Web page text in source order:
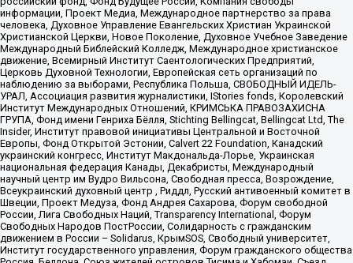
информации, Проект Медиа, Международное партнерство за права
человека, Духовное Управление Евангельских Христиан Украинской
Христианской Церкви, Новое Поколение, Духовное Учебное Заведение
Международный Библейский Колледж, Международное христианское
движение, Всемирный Институт Саентологических Предприятий,
Церковь Духовной Технологии, Европейская сеть организаций по
наблюдению за выборами, Республика Польша, СВОБОДНЫЙ ИДЕЛЬ-
УРАЛ, Ассоциация развития журналистики, IStories fonds, Королевский
Институт Международных Отношений, КРИМСЬКА ПРАВОЗАХИСНА
ГРУПА, Фонд имени Генриха Бёлля, Stichting Bellingcat, Bellingcat Ltd, The
Insider, Институт правовой инициативы Центральной и Восточной
Европы, Фонд Открытой Эстонии, Calvert 22 Foundation, Канадский
украинский конгресс, Институт Макдональда-Лорье, Украинская
национальная федерация Канады, Декабристы, Международный
научный центр им Вудро Вильсона, Свободная пресса, Возрождение,
Всеукраинский духовный центр , Риддл, Русский антивоенный комитет в
Швеции, Проект Медуза, Фонд Андрея Сахарова, Форум свободной
России, Лига Свободных Наций, Transparеncy International, Форум
Свободных Народов ПостРоссии, Солидарность с гражданским
движением в России – Solidarus, КрымSOS, Свободный университет,
Институт государственного управления, Форум гражданского общества